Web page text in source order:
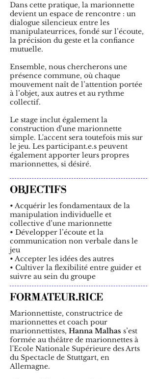
Dans cette pratique, la marionnette
devient un espace de rencontre : un
dialogue silencieux entre les
manipulateurrices, fondé sur l’écoute,
la précision du geste et la confiance
mutuelle.
Ensemble, nous chercherons une
présence commune, où chaque
mouvement naît de l’attention portée
à l’objet, aux autres et au rythme
collectif.
Le stage inclut également la
construction d'une marionnette
simple. L'accent sera toutefois mis sur
le jeu. Les participant.e.s peuvent
également apporter leurs propres
marionnettes, si désiré.
OBJECTIFS
• Acquérir les fondamentaux de la
manipulation individuelle et
collective d’une marionnette
• Développer l’écoute et la
communication non verbale dans le
jeu
• Accepter les idées des autres
• Cultiver la flexibilité entre guider et
suivre au sein du groupe
FORMATEUR.RICE
Marionnettiste, constructrice de
marionnettes et coach pour
marionnettistes, Hanna Malhas s’est
formée au théâtre de marionnettes à
l'Ecole Nationale Supérieure des Arts
du Spectacle de Stuttgart, en
Allemagne.